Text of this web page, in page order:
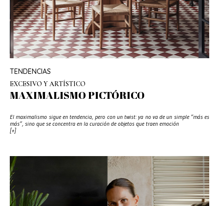
TENDENCIAS
EXCESIVO Y ARTÍSTICO
MAXIMALISMO PICTÓRICO
El maximalismo sigue en tendencia, pero con un twist: ya no va de un simple “más es
más”, sino que se concentra en la curación de objetos que traen emoción
[+]